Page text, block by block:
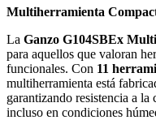
Multiherramienta
La Ganzo G104SBEx
para aquellos que valoran
funcionales. Con 11
multiherramienta está
garantizando resistencia a
incluso en condiciones